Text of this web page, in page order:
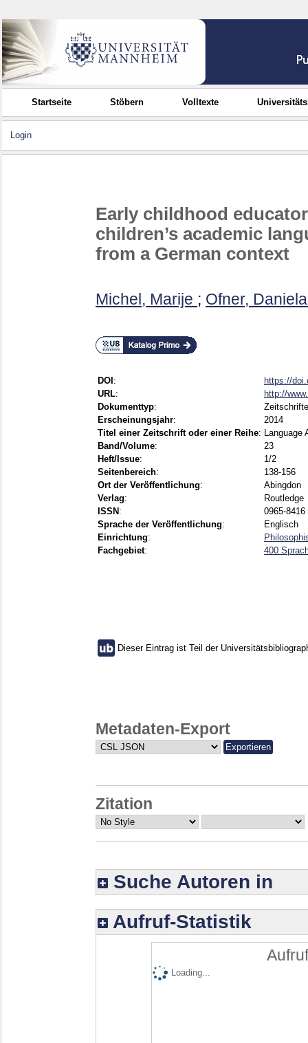
Startseite Stöbern Volltexte
Login
Early childhood
children’s academic
from a German context
Michel, Marije ; Ofner, Daniela
DOI :
https://
URL:
http://
Dokumenttyp:
Erscheinungsjahr:
2014
Titel einer Zeitschrift oder einer Reihe: Language
Band/Volume:
23
Heft/Issue:
1/2
Seitenbereich:
138-156
Ort der Veröffentlichung:
Abingdon
Verlag:
Routledge
ISSN :
0965-
Sprache der Veröffentlichung:
Englisch
Einrichtung:
Fachgebiet: 400
Dieser Eintrag ist Teil der
Metadaten-Export
Zitation
Suche Autoren in
Aufruf-Statistik
Loading...